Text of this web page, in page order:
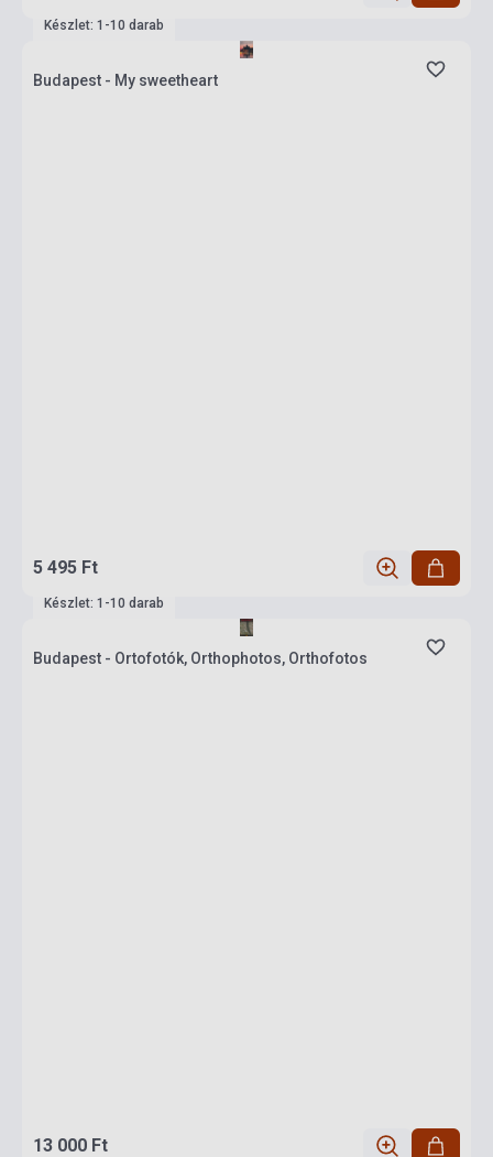
Készlet: 1-10 darab
Budapest - My sweetheart
5 495 Ft
Készlet: 1-10 darab
Budapest - Ortofotók, Orthophotos, Orthofotos
13 000 Ft